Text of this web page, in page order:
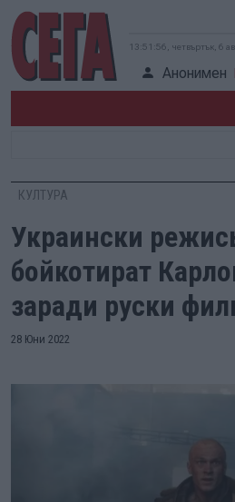
13:51:57, четвъртък, 6
Анонимен
КУЛТУРА
Украински
бойкотират
заради руски
28 Юни 2022